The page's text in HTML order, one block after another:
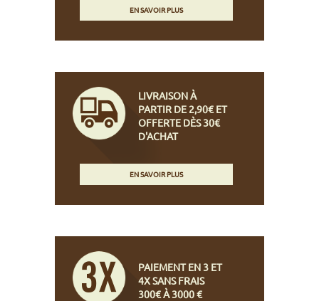
EN SAVOIR PLUS
LIVRAISON À
PARTIR DE 2,90€ ET
OFFERTE DÈS 30€
D'ACHAT
EN SAVOIR PLUS
PAIEMENT EN 3 ET
4X SANS FRAIS
300€ À 3000 €